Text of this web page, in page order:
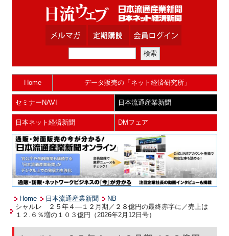
Home データ販売の「ネット経済研究所」
セミナーNAVI 日本流通産業新聞
日本ネット経済新聞 DMフェア
Home 日本流通産業新聞
NB
シャルレ ２５年４―１２月期／２８億円の最終赤字に／売上は
１２.６％増の１０３億円（2026年2月12日号）